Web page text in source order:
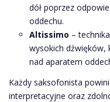
dół poprzez
oddechu.
Altissimo –
wysokich dźwięków,
nad aparatem
Każdy saksofonista
interpretacyjne oraz